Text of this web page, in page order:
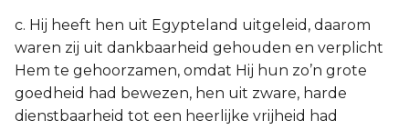
c. Hij heeft hen uit Egypteland uitgeleid, daarom
waren zij uit dankbaarheid gehouden en verplicht
Hem te gehoorzamen, omdat Hij hun zo’n grote
goedheid had bewezen, hen uit zware, harde
dienstbaarheid tot een heerlijke vrijheid had